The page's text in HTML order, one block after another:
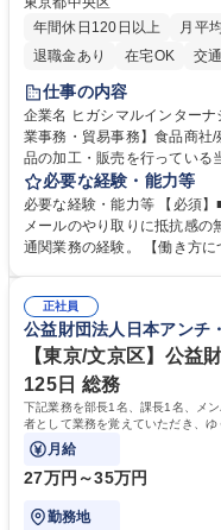
年間休日120日以上
月平
退職金あり
在宅OK 交
仕事の内容
企業名 ヒガシマルインターナショナル株式会
業事務・貿易事務】食品商社/残業少
品の加工・販売を行っている
します。営業社員のサポート
調整まで幅広く対応し、当社事
業務、請求書発行 ■海外工場
の確認・作成 ■配送手配 ■通
ルプロデュースしているため
す。 募集職種 東京都中央区【営業事務・貿易事務】食品商社/残業少なめ/
リモート等相談可
必要な経験・能力等
必要な経験・能力等 【必須
メールのやり取りに抵抗感
通関業務の経験。 【働き方について】所定労働時間は7時間と短めで、残
の強み】1991年の設立以来、
ズに沿った冷凍水産物等の生
自社工場と海外拠点の強固
みです。 学歴・資格 学
正社員
公益財団法人日本アンチ
【東京/文京区】公益
125日 総務
下記業務を部長1名、課長1名、メ
者として業務を覚えていただき、
躍いただくことを期待しています。
月給
27万円～35万円
勤務地